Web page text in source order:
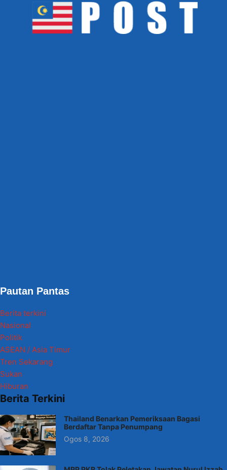
Pautan Pantas
Berita terkini
Nasional
Politik
ASEAN / Asia Timur
Tren Sekarang
Sukan
Hiburan
Berita Terkini
Thailand Benarkan Pemeriksaan Bagasi
Berdaftar Tanpa Penumpang
Ogos 8, 2026